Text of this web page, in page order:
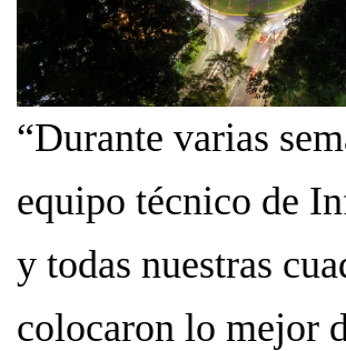
“Durante varias
equipo técnico de
y todas nuestras
colocaron lo mejor